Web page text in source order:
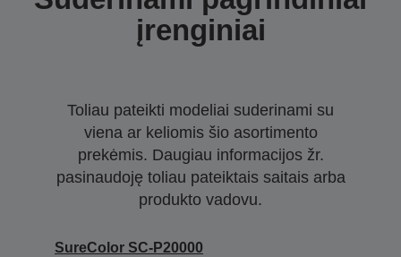
įrenginiai
Toliau pateikti modeliai suderinami su
viena ar keliomis šio asortimento
prekėmis. Daugiau informacijos žr.
pasinaudoję toliau pateiktais saitais arba
produkto vadovu.
SureColor SC-P20000